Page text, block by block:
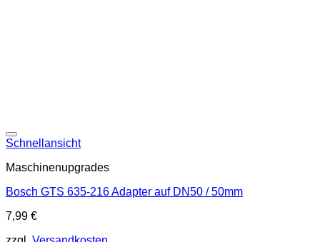
Schnellansicht
Maschinenupgrades
Bosch GTS 635-216 Adapter auf DN50 / 50mm
7,99 €